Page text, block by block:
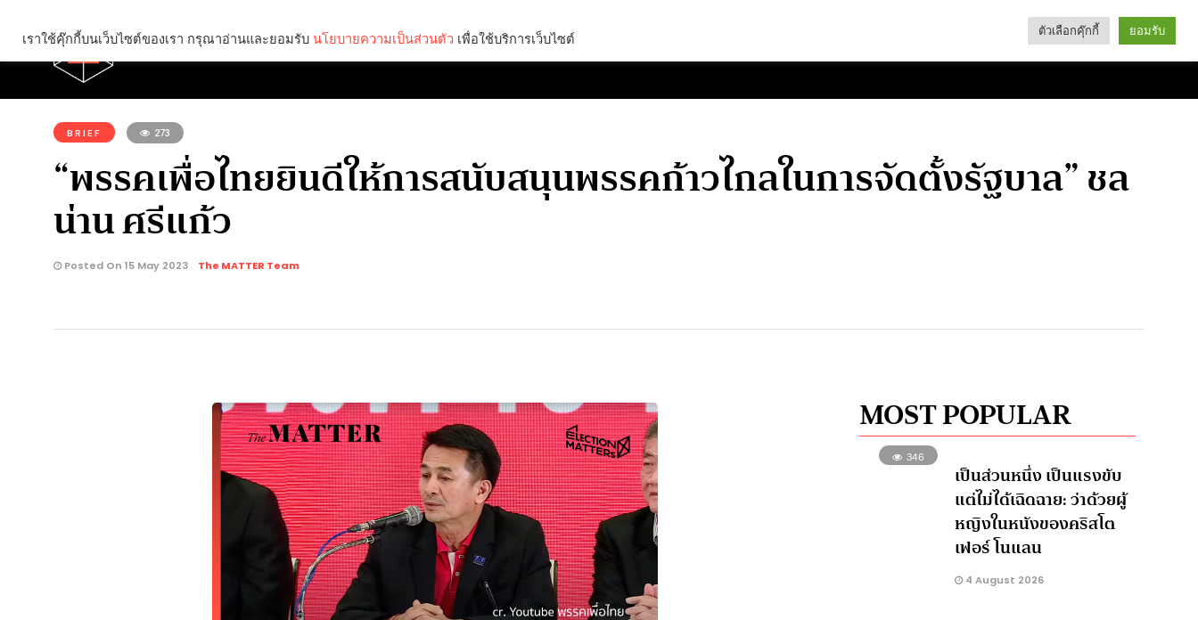
Categories
คุณกำลังอ่าน:
BRIEF 273
“พรรคเพื่อไทยยินดีให้การสนับสนุนพรรคก้าวไกลในการจัดตั้งรัฐบาล” ชล
น่าน ศรีแก้ว
Posted On 15 May 2023 The MATTER Team
MOST POPULAR
346
เป็นส่วนหนึ่ง เป็นแรงขับ
แต่ไม่ได้เฉิดฉาย: ว่าด้วยผู้
หญิงในหนังของคริสโต
เฟอร์ โนแลน
4 August 2026
เราใช้คุ๊กกี้บนเว็บไซต์ของเรา กรุณาอ่านและยอมรับ นโยบายความเป็นส่วนตัว เพื่อใช้บริการเว็บไซต์ ตัวเลือกคุ๊กกี้ ยอมรับ